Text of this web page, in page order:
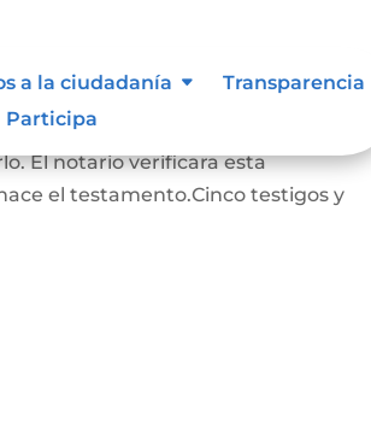
a la ciudadanía
Transparencia
Participa
que hace este testamento debe ser
El notario verificara esta
el testamento.Cinco testigos y